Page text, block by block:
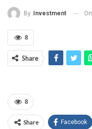
By Investment On
8
Share
8
Share Facebook